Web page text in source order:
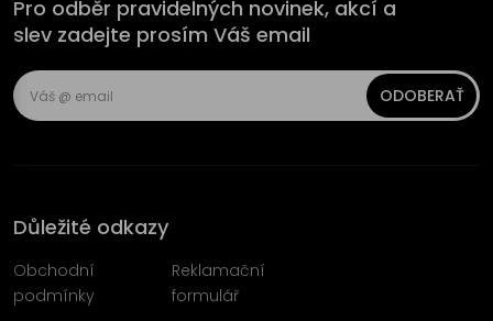
Pro odběr pravidelných novinek, akcí a
slev zadejte prosím Váš email
ODOBERAŤ
Důležité odkazy
Obchodní
podmínky
Reklamační
formulář